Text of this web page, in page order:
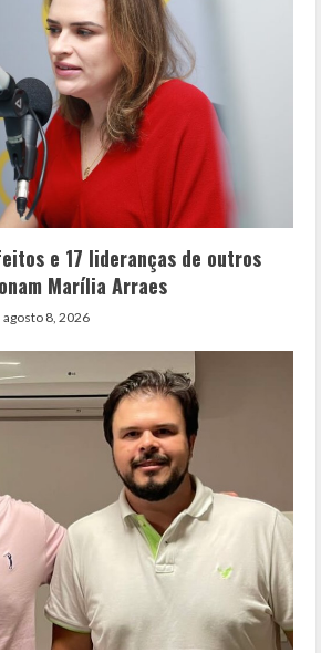
e 17 lideranças de outros
Marília Arraes
agosto 8, 2026